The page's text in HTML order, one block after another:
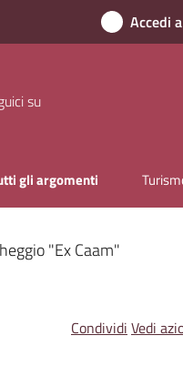
Accedi
su
gli argomenti
"Ex Caam"
Condividi Vedi